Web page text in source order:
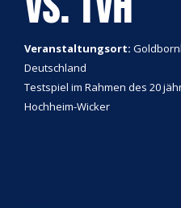
Veranstaltungsort:
Deutschland
Testspiel im Rahmen des 20
Hochheim-Wicker